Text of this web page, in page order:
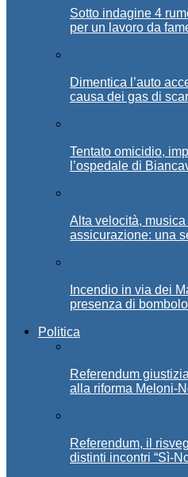
Sotto indagine 4
per un lavoro da
Dimentica l’auto
causa dei gas di
Tentato omicidio,
l’ospedale di
Alta velocità,
assicurazione: una
Incendio in via dei
presenza di
Politica
Referendum
alla riforma Meloni-
Referendum, il
distinti incontri “Sì-